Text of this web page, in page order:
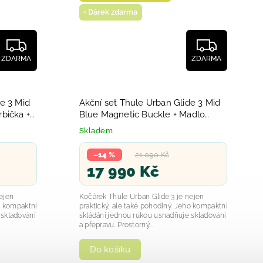
ZDARMA
3 Mid
+
kompaktní
+ Dárek zdarma
ZDARMA
Akční set Thule Urban Glide 3 Mid
Blue Magnetic Buckle + Madlo
2025
Skladem
21 090 Kč
–14 %
17 990 Kč
Do košíku
Kočárek Thule Urban Glide 3 je nejen
praktický, ale také pohodlný. Jeho kompaktní
skládání jednou rukou usnadňuje skladování
a přepravu. Prostorný...